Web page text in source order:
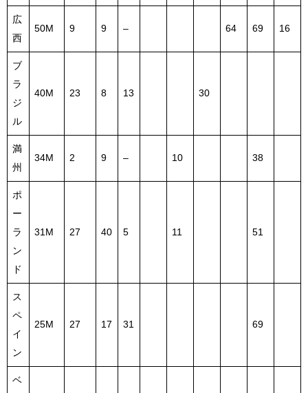
広
西
50M 9 9 – 64 69 16
ブ
ラ
ジ
ル
40M 23 8 13 30
満
州
34M 2 9 – 10 38
ポ
ー
ラ
ン
ド
31M 27 40 5 11 51
ス
ペ
イ
ン
25M 27 17 31 69
ベ